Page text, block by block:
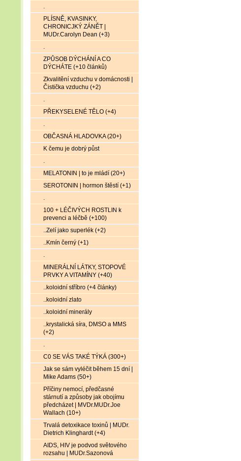
.
PLÍSNĚ, KVASINKY,
CHRONICJKÝ ZÁNĚT |
MUDr.Carolyn Dean (+3)
.
ZPŮSOB DÝCHÁNÍ A CO
DÝCHÁTE (+10 článků)
Zkvalitění vzduchu v domácnosti |
Čistička vzduchu (+2)
.
PŘEKYSELENÉ TĚLO (+4)
.
OBČASNÁ HLADOVKA (20+)
K čemu je dobrý půst
.
MELATONIN | to je mládí (20+)
SEROTONIN | hormon štěstí (+1)
.
100 + LÉČIVÝCH ROSTLIN k
prevenci a léčbě (+100)
..Zelí jako superlék (+2)
..Kmín černý (+1)
.
MINERÁLNÍ LÁTKY, STOPOVÉ
PRVKY A VITAMÍNY (+40)
..koloidní stříbro (+4 články)
..koloidní zlato
..koloidní minerály
..krystalická síra, DMSO a MMS
(+2)
.
C0 SE VÁS TAKÉ TÝKÁ (300+)
Jak se sám vyléčit během 15 dní |
Mike Adams (50+)
Příčiny nemocí, předčasné
stárnutí a způsoby jak obojímu
předcházet | MVDr.MUDr.Joe
Wallach (10+)
Trvalá detoxikace toxinů | MUDr.
Dietrich Klinghardt (+4)
AIDS, HIV je podvod světového
rozsahu | MUDr.Sazonová